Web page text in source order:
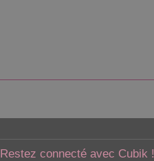
Restez connecté avec Cubik !